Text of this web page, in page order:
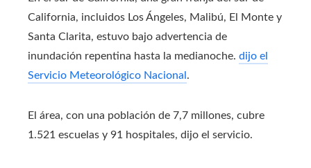
California, incluidos Los Ángeles, Malibú, El Monte y
Santa Clarita, estuvo bajo advertencia de
inundación repentina hasta la medianoche. dijo el
Servicio Meteorológico Nacional .
El área, con una población de 7,7 millones, cubre
1.521 escuelas y 91 hospitales, dijo el servicio.